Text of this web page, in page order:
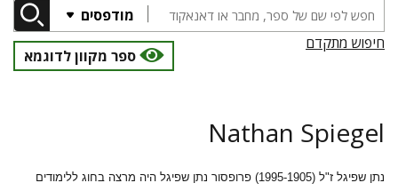
מודפסים
חיפוש מתקדם
ספר מקוון לדוגמא
Nathan Spiegel
נתן שפיגל ז"ל (1995-1905) פרופסור נתן שפיגל היה מרצה בחוג ללימודים